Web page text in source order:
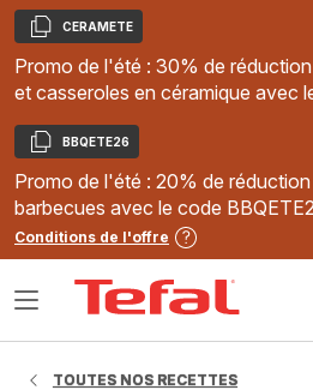
Copier
CERAMETE
Promo de l'été : 30% de
et casseroles en céramique avec
Copier
BBQETE26
Promo de l'été : 20% de
barbecues avec le code
Conditions de l'offre
Ouvrir
TOUTES NOS RECETTES